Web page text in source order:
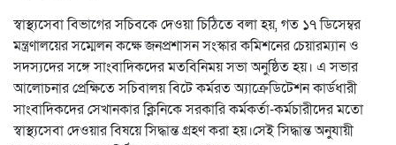
স্বাস্থ্যসেবা বিভাগের সচিবকে দেওয়া চিঠিতে বলা হয়, গত ১৭ ডিসেম্বর
মন্ত্রণালয়ের সম্মেলন কক্ষে জনপ্রশাসন সংস্কার কমিশনের চেয়ারম্যান ও
সদস্যদের সঙ্গে সাংবাদিকদের মতবিনিময় সভা অনুষ্ঠিত হয়। এ সভার
আলোচনার প্রেক্ষিতে সচিবালয় বিটে কর্মরত অ্যাক্রেডিটেশন কার্ডধারী
সাংবাদিকদের সেখানকার ক্লিনিকে সরকারি কর্মকর্তা-কর্মচারীদের মতো
স্বাস্থ্যসেবা দেওয়ার বিষয়ে সিদ্ধান্ত গ্রহণ করা হয়।সেই সিদ্ধান্ত অনুযায়ী